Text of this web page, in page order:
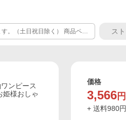
。（土日祝日除く） 商品ペー
ご了承ください。 お急ぎのお
ンピース
姫様おしゃ
価格
3,566 円
+ 送料980円